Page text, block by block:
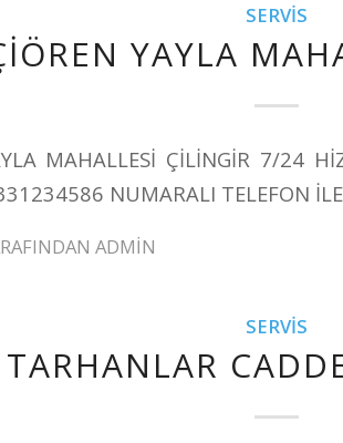
SERVIS
YAYLA
MAHALLESİ ÇİLİNGİR 7/24
NUMARALI TELEFON
ADMIN
SERVIS
TARHANLAR